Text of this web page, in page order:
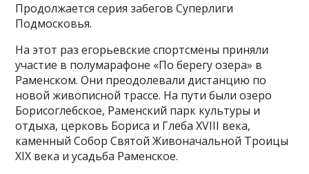
Продолжается серия забегов Суперлиги
Подмосковья.
На этот раз егорьевские спортсмены приняли
участие в полумарафоне «По берегу озера» в
Раменском. Они преодолевали дистанцию по
новой живописной трассе. На пути были озеро
Борисоглебское, Раменский парк культуры и
отдыха, церковь Бориса и Глеба XVIII века,
каменный Собор Святой Живоначальной Троицы
XIX века и усадьба Раменское.